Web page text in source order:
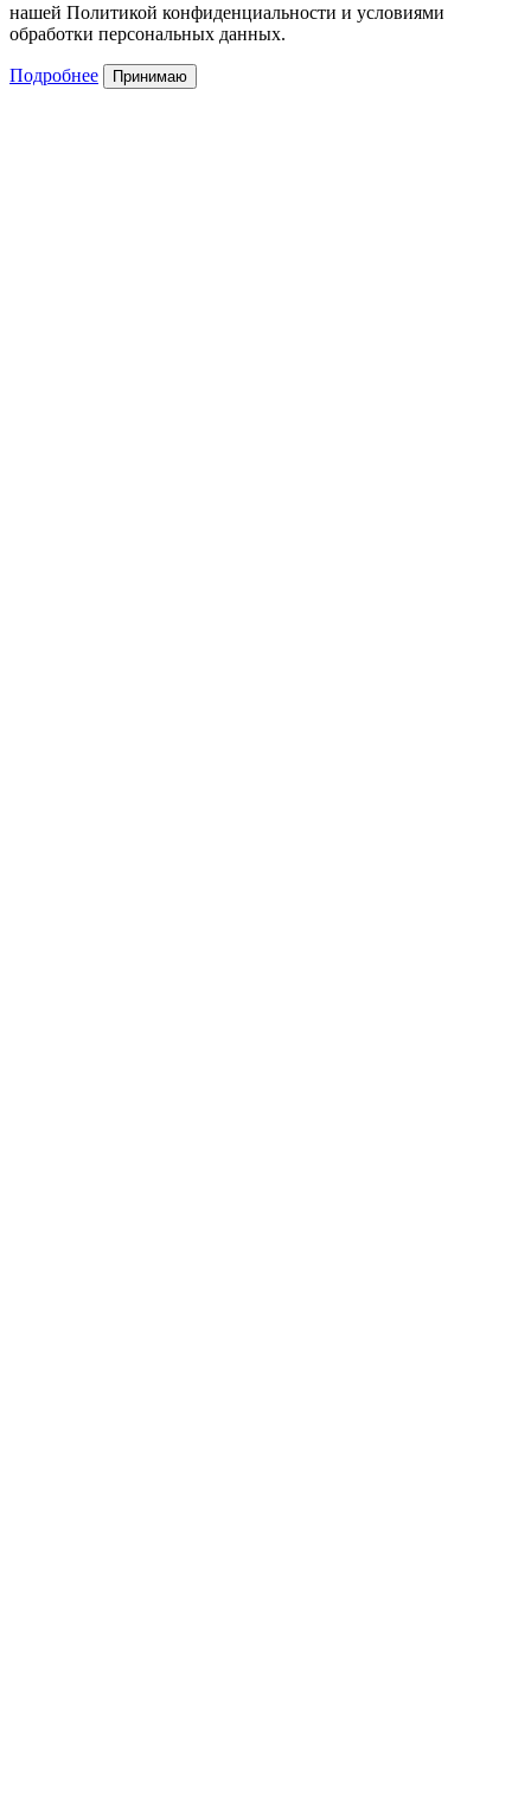
нашей Политикой конфиденциальности и условиями
обработки персональных данных.
Подробнее Принимаю